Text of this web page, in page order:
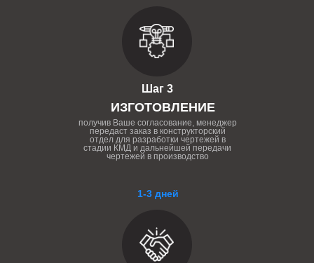
1-3 дней
Шаг 3
ИЗГОТОВЛЕНИЕ
получив Ваше согласование, менеджер
передаст заказ в конструкторский
отдел для разработки чертежей в
стадии КМД и дальнейшей передачи
чертежей в производство